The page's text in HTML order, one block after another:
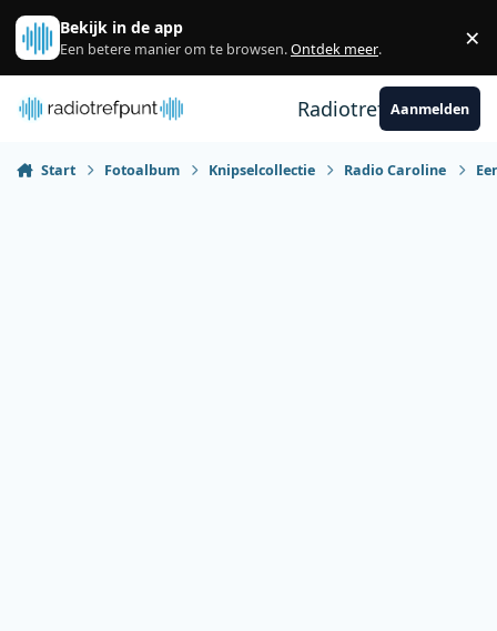
Spring naar bijdragen
Bekijk in de app
Een betere manier om te browsen.Ontdek meer. ×
RadiotrefpuntAanmelden
Start Fotoalbum Knipselcollectie Radio Caroline